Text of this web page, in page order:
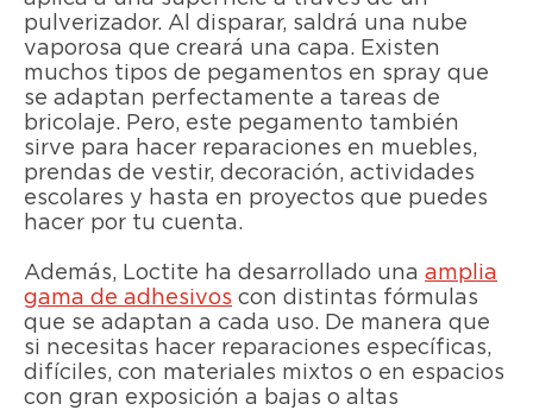
pulverizador. Al disparar, saldrá una nube
vaporosa que creará una capa. Existen
muchos tipos de pegamentos en spray que
se adaptan perfectamente a tareas de
bricolaje. Pero, este pegamento también
sirve para hacer reparaciones en muebles,
prendas de vestir, decoración, actividades
escolares y hasta en proyectos que puedes
hacer por tu cuenta.
Además, Loctite ha desarrollado una amplia
gama de adhesivos con distintas fórmulas
que se adaptan a cada uso. De manera que
si necesitas hacer reparaciones específicas,
difíciles, con materiales mixtos o en espacios
con gran exposición a bajas o altas